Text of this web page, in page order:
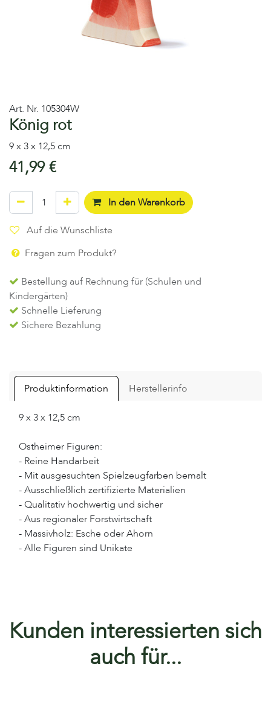
Art. Nr. 105304W
König rot
9 x 3 x 12,5 cm
41,99€
In den Warenkorb
Auf die Wunschliste
Fragen zum Produkt?
Bestellung auf Rechnung für (Schulen und
Kindergärten)
Schnelle Lieferung
Sichere Bezahlung
Produktinformation Herstellerinfo
9 x 3 x 12,5 cm
Ostheimer Figuren:
- Reine Handarbeit
- Mit ausgesuchten Spielzeugfarben bemalt
- Ausschließlich zertifizierte Materialien
- Qualitativ hochwertig und sicher
- Aus regionaler Forstwirtschaft
- Massivholz: Esche oder Ahorn
- Alle Figuren sind Unikate
Kunden interessierten sich
auch für...